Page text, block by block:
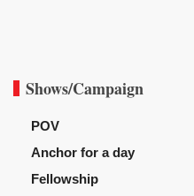
Shows/Campaign
POV
Anchor for a day
Fellowship